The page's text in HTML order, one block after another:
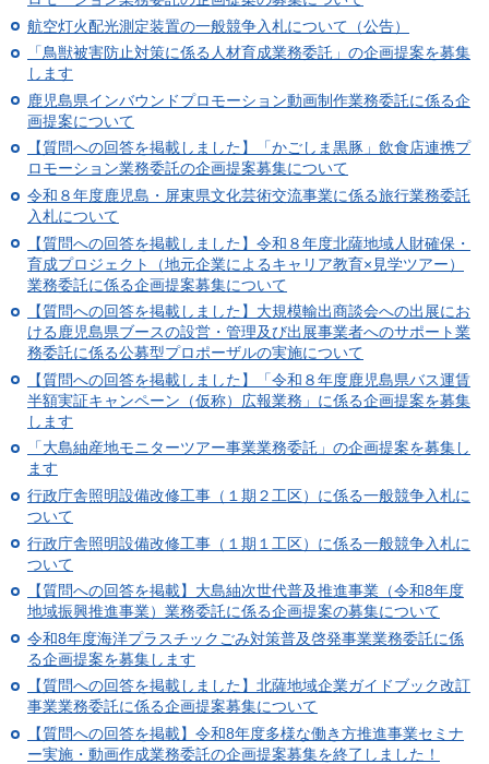
航空灯火配光測定装置の一般競争入札について（公告）
「鳥獣被害防止対策に係る人材育成業務委託」の企画提案を募集
します
鹿児島県インバウンドプロモーション動画制作業務委託に係る企
画提案について
【質問への回答を掲載しました】「かごしま黒豚」飲食店連携プ
ロモーション業務委託の企画提案募集について
令和８年度鹿児島・屏東県文化芸術交流事業に係る旅行業務委託
入札について
【質問への回答を掲載しました】令和８年度北薩地域人財確保・
育成プロジェクト（地元企業によるキャリア教育×見学ツアー）
業務委託に係る企画提案募集について
【質問への回答を掲載しました】大規模輸出商談会への出展にお
ける鹿児島県ブースの設営・管理及び出展事業者へのサポート業
務委託に係る公募型プロポーザルの実施について
【質問への回答を掲載しました】「令和８年度鹿児島県バス運賃
半額実証キャンペーン（仮称）広報業務」に係る企画提案を募集
します
「大島紬産地モニターツアー事業業務委託」の企画提案を募集し
ます
行政庁舎照明設備改修工事（１期２工区）に係る一般競争入札に
ついて
行政庁舎照明設備改修工事（１期１工区）に係る一般競争入札に
ついて
【質問への回答を掲載】大島紬次世代普及推進事業（令和8年度
地域振興推進事業）業務委託に係る企画提案の募集について
令和8年度海洋プラスチックごみ対策普及啓発事業業務委託に係
る企画提案を募集します
【質問への回答を掲載しました】北薩地域企業ガイドブック改訂
事業業務委託に係る企画提案募集について
【質問への回答を掲載】令和8年度多様な働き方推進事業セミナ
ー実施・動画作成業務委託の企画提案募集を終了しました！